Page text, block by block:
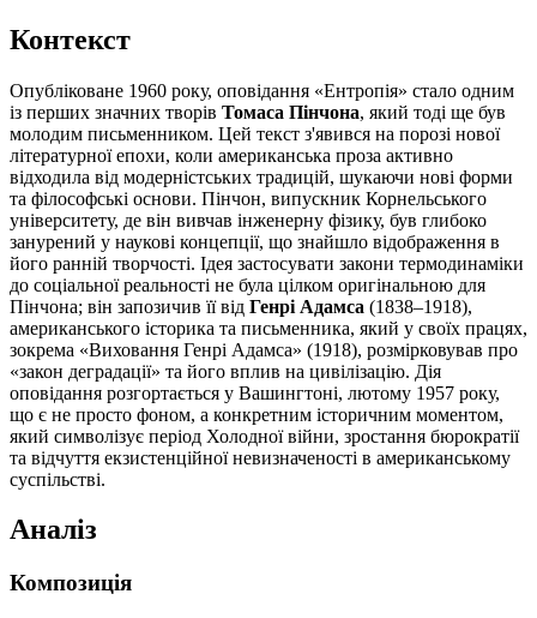
Контекст
Опубліковане 1960 року, оповідання «Ентропія» стало одним
із перших значних творів Томаса Пінчона, який тоді ще був
молодим письменником. Цей текст з'явився на порозі нової
літературної епохи, коли американська проза активно
відходила від модерністських традицій, шукаючи нові форми
та філософські основи. Пінчон, випускник Корнельського
університету, де він вивчав інженерну фізику, був глибоко
занурений у наукові концепції, що знайшло відображення в
його ранній творчості. Ідея застосувати закони термодинаміки
до соціальної реальності не була цілком оригінальною для
Пінчона; він запозичив її від Генрі Адамса (1838–1918),
американського історика та письменника, який у своїх працях,
зокрема «Виховання Генрі Адамса» (1918), розмірковував про
«закон деградації» та його вплив на цивілізацію. Дія
оповідання розгортається у Вашингтоні, лютому 1957 року,
що є не просто фоном, а конкретним історичним моментом,
який символізує період Холодної війни, зростання бюрократії
та відчуття екзистенційної невизначеності в американському
суспільстві.
Аналіз
Композиція